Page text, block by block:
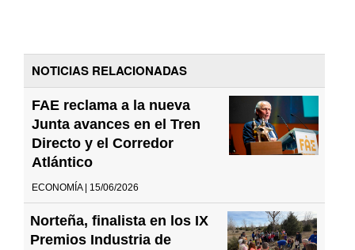
NOTICIAS RELACIONADAS
FAE reclama a la nueva
Junta avances en el Tren
Directo y el Corredor
Atlántico
ECONOMÍA | 15/06/2026
Norteña, finalista en los IX
Premios Industria de